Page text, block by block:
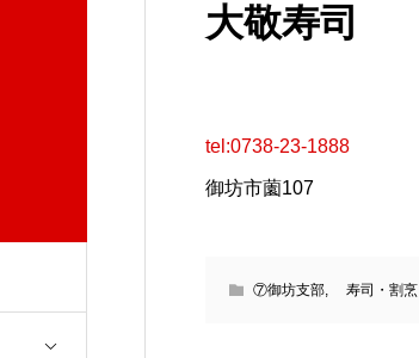
大敬寿司
tel:0738-23-1888
御坊市薗107
⑦御坊支部, 寿司・割烹